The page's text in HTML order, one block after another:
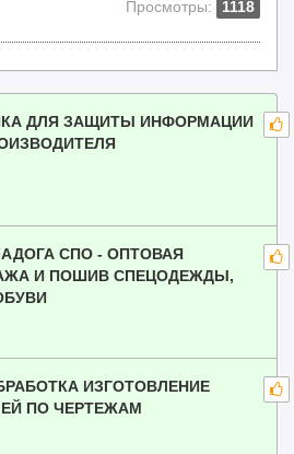
Просмотры:
1118
ДЛЯ ЗАЩИТЫ ИНФОРМАЦИИ
СПО - ОПТОВАЯ
И ПОШИВ СПЕЦОДЕЖДЫ,
ИЗГОТОВЛЕНИЕ
ПО ЧЕРТЕЖАМ